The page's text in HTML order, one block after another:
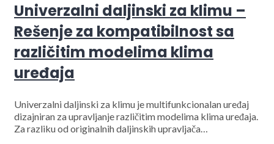
Univerzalni daljinski za klimu –
Rešenje za kompatibilnost sa
različitim modelima klima
uređaja
Univerzalni daljinski za klimu je multifunkcionalan uređaj
dizajniran za upravljanje različitim modelima klima uređaja.
Za razliku od originalnih daljinskih upravljača…